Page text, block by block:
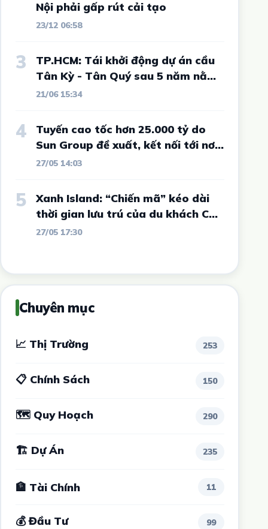
Nội phải gấp rút cải tạo
23/12 06:58
3
TP.HCM: Tái khởi động dự án cầu
Tân Kỳ - Tân Quý sau 5 năm nằm
im
21/06 15:34
4
Tuyến cao tốc hơn 25.000 tỷ do
Sun Group đề xuất, kết nối tới nơi
từng "sôi sục" vì sốt đất và được
Nguyên có diễn biến mới
27/05 14:03
5
Xanh Island: “Chiến mã” kéo dài
thời gian lưu trú của du khách Cát
Bà
27/05 17:30
Chuyên mục
📈 Thị Trường 253
📋 Chính Sách 150
🗺 Quy Hoạch 290
🏗 Dự Án 235
🏦 Tài Chính 11
💰 Đầu Tư 99